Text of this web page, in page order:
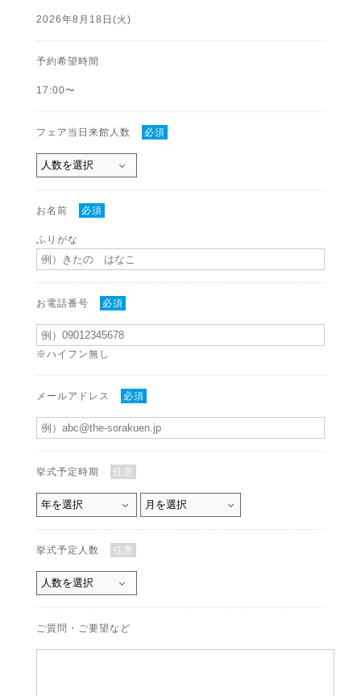
2026年8月18日(火)
予約希望時間
17:00〜
フェア当日来館人数 必須
お名前 必須
ふりがな
お電話番号 必須
※ハイフン無し
メールアドレス 必須
挙式予定時期 任意
挙式予定人数 任意
ご質問・ご要望など